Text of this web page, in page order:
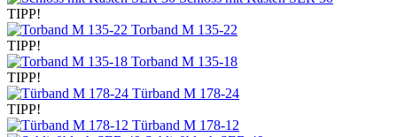
TIPP!
Torband M 135-22
TIPP!
Torband M 135-18
TIPP!
Türband M 178-24
TIPP!
Türband M 178-12